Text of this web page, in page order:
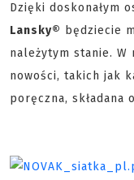
Dzięki doskonałym
Lansky® będziecie
należytym stanie. W
nowości, takich jak
poręczna, składana